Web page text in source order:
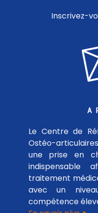
Inscrivez-
A
Le Centre de
Ostéo-
une prise en
indispensable
traitement
avec un
compétence